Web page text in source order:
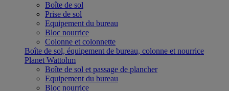
Boîte de sol
Prise de sol
Equipement du bureau
Bloc nourrice
Colonne et colonnette
Boîte de sol, équipement de bureau, colonne et nourrice
Planet Wattohm
Boîte de sol et passage de plancher
Equipement du bureau
Bloc nourrice